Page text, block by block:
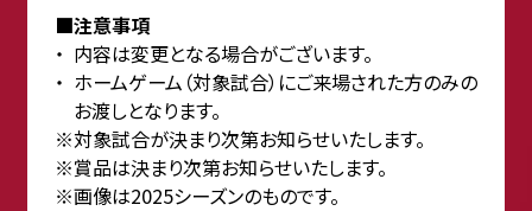
■注意事項
内容は変更となる場合がございます。
ホームゲーム（対象試合）にご来場された方のみの
お渡しとなります。
対象試合が決まり次第お知らせいたします。
賞品は決まり次第お知らせいたします。
画像は2025シーズンのものです。